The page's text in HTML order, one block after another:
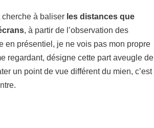
à baliser les distances que
, à partir de l’observation des
en présentiel, je ne vois pas mon propre
regardant, désigne cette part aveugle de
un point de vue différent du mien, c’est